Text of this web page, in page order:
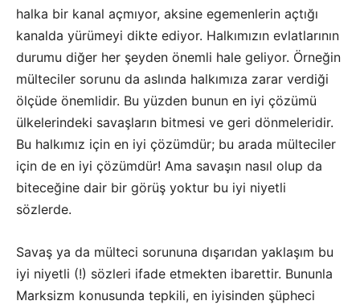
halka bir kanal açmıyor, aksine egemenlerin açtığı
kanalda yürümeyi dikte ediyor. Halkımızın evlatlarının
durumu diğer her şeyden önemli hale geliyor. Örneğin
mülteciler sorunu da aslında halkımıza zarar verdiği
ölçüde önemlidir. Bu yüzden bunun en iyi çözümü
ülkelerindeki savaşların bitmesi ve geri dönmeleridir.
Bu halkımız için en iyi çözümdür; bu arada mülteciler
için de en iyi çözümdür! Ama savaşın nasıl olup da
biteceğine dair bir görüş yoktur bu iyi niyetli
sözlerde.
Savaş ya da mülteci sorununa dışarıdan yaklaşım bu
iyi niyetli (!) sözleri ifade etmekten ibarettir. Bununla
Marksizm konusunda tepkili, en iyisinden şüpheci